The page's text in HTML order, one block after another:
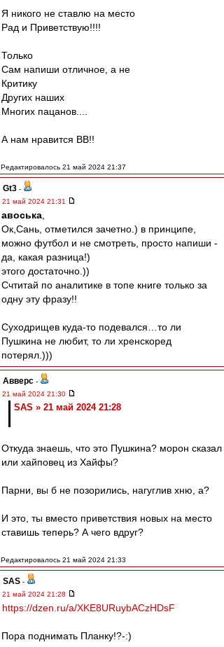
Я никого не ставлю на место
Рад и Приветствую!!!!
Только
Сам напиши отличное, а не
Критику
Других наших
Многих пацанов....
А нам нравится ВВ!!
Редактировалось 21 май 2024 21:37
Gt3 -
21 май 2024 21:31
авоська
Ок,Сань, отметился зачетно.) в принципе,
можно футбол и не смотреть, просто напиши -
да, какая разница!)
этого достаточно.))
Счтитай по аналитике в топе книге только за
одну эту фразу!!
Суходрищев куда-то подевался…то ли
Пушкина не любит, то ли хренскоред
потерял.)))
Авверс -
21 май 2024 21:30
SAS » 21 май 2024 21:28
Откуда знаешь, что это Пушкина? морон сказал
или хайповец из Хайфы?
Парни, вы б не позорились, нагуглив хню, а?
И это, ты вместо приветствия новых на место
ставишь теперь? А чего вдруг?
Редактировалось 21 май 2024 21:33
SAS -
21 май 2024 21:28
https://dzen.ru/a/XKE8URuybACzHDsF
Пора поднимать Планку!?-:)